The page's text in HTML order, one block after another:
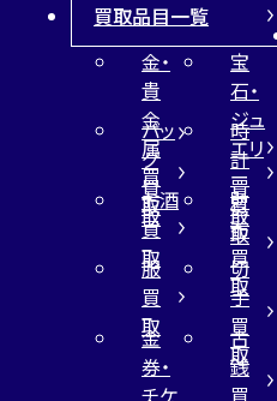
買取品目一覧
金・
貴
金
属
買
取
宝
石・
ジュ
エリ
ー
買
取
バッ
グ
買
取
時
計
買
取
お酒
買
取
財
布
買
取
服
買
取
切
手
買
取
金
券・
チケ
古
銭
買